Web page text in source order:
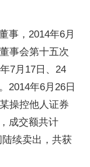
事，2014年6月
事会第十五次
7月17日、24
2014年6月26日
操控他人证券
成交额共计
续卖出，共获